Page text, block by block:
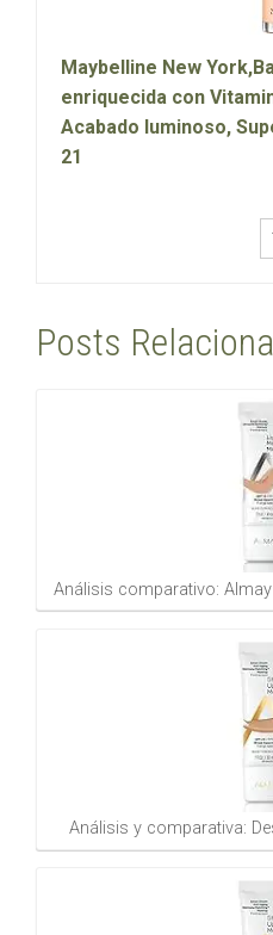
Maybelline New
enriquecida con
Acabado luminoso,
21
Posts
Análisis comparativo:
Análisis y comparativa: